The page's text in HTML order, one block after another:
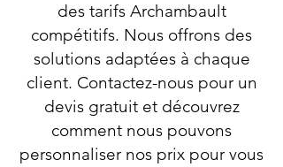
des tarifs Archambault
compétitifs. Nous offrons des
solutions adaptées à chaque
client. Contactez-nous pour un
devis gratuit et découvrez
comment nous pouvons
personnaliser nos prix pour vous